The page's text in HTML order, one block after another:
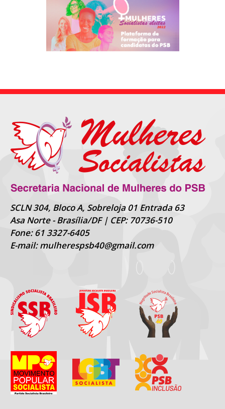
SCLN 304, Bloco A, Sobreloja 01 Entrada 63
Asa Norte - Brasília/DF | CEP: 70736-510
Fone: 61 3327-6405
E-mail: mulherespsb40@gmail.com